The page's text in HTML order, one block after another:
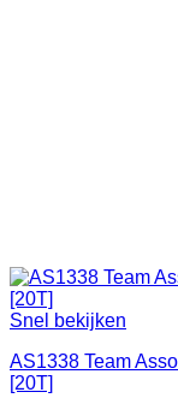
Snel bekijken
AS1338 Team
[20T]